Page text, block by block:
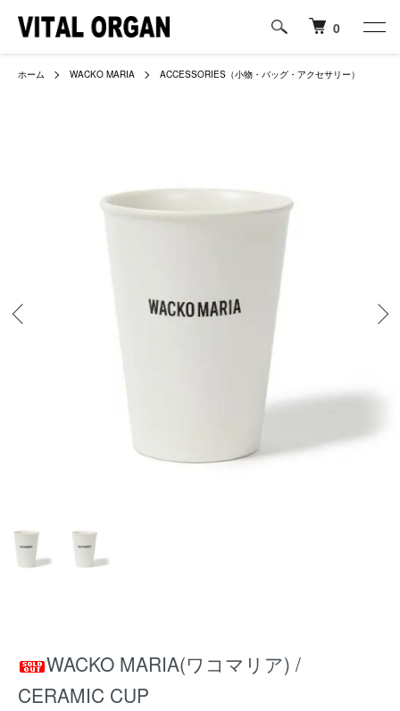
0
ホーム WACKO MARIA ACCESSORIES（小物・バッグ・アクセサリー）
WACKO MARIA(ワコマリア) /
CERAMIC CUP